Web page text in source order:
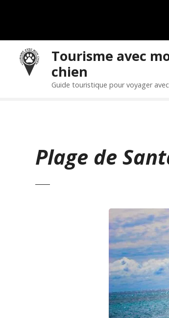
Tourisme avec
chien
Guide touristique pour voyager
Plage de